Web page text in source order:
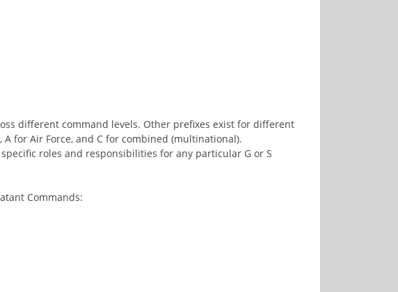
different command levels. Other prefixes exist for different
for Air Force, and C for combined (multinational).
roles and responsibilities for any particular G or S
Commands: